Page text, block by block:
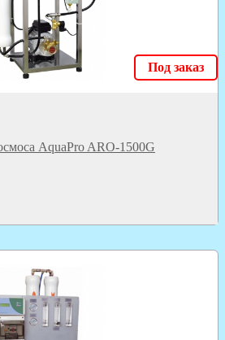
Под заказ
AquaPro ARO-1500G